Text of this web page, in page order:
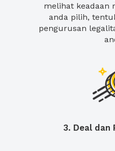
melihat keadaan
anda pilih,
pengurusan
3. Deal dan